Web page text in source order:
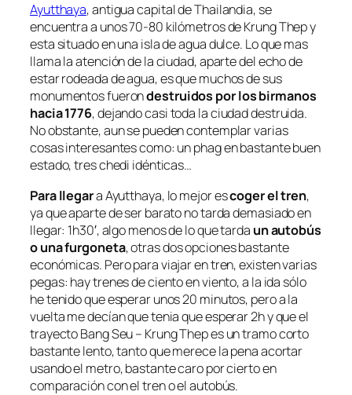
Ayutthaya, antigua capital de Thailandia, se
encuentra a unos 70-80 kilómetros de Krung Thep y
esta situado en una isla de agua dulce. Lo que mas
llama la atención de la ciudad, aparte del echo de
estar rodeada de agua, es que muchos de sus
monumentos fuerondestruidos por los birmanos
hacia 1776, dejando casi toda la ciudad destruida.
No obstante, aun se pueden contemplar varias
cosas interesantes como: un phag en bastante buen
estado, tres chedi idénticas…
Para llegara Ayutthaya, lo mejor escoger el tren,
ya que aparte de ser barato no tarda demasiado en
llegar: 1h30′, algo menos de lo que tarda un autobús
o una furgoneta, otras dos opciones bastante
económicas. Pero para viajar en tren, existen varias
pegas: hay trenes de ciento en viento, a la ida sólo
he tenido que esperar unos 20 minutos, pero a la
vuelta me decían que tenia que esperar 2h y que el
trayecto Bang Seu – Krung Thep es un tramo corto
bastante lento, tanto que merece la pena acortar
usando el metro, bastante caro por cierto en
comparación con el tren o el autobús.